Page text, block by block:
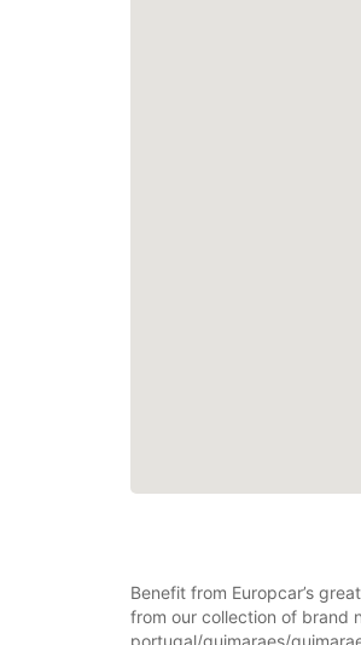
Benefit from Europcar’s
from our collection of brand
portugal/guimaraes/